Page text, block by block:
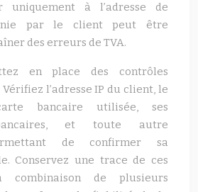
uniquement à l’adresse de
par le client peut être
des erreurs de TVA.
en place des contrôles
l’adresse IP du client, le
bancaire utilisée, ses
et toute autre
de confirmer sa
Conservez une trace de ces
combinaison de plusieurs